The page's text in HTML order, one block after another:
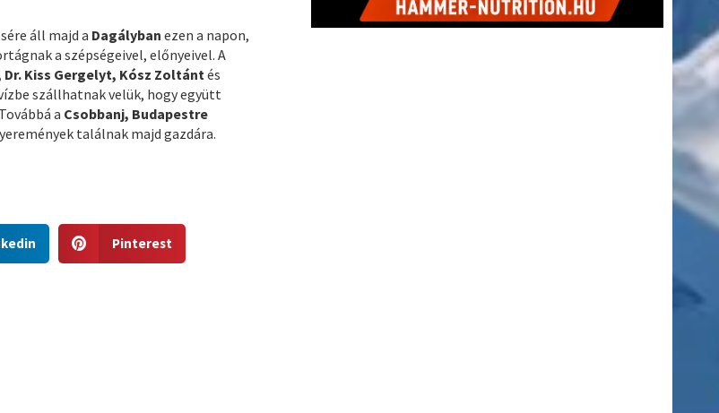
áll majd a Dagályban ezen a napon,
a szépségeivel, előnyeivel. A
Dr. Kiss Gergelyt, Kósz Zoltánt és
szállhatnak velük, hogy együtt
a Csobbanj, Budapestre
találnak majd gazdára.
h
Pinterest